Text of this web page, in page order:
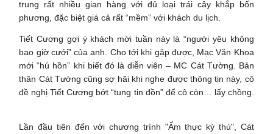
trung rất nhiều gian hàng với đủ loại trái cây khắp bốn
phương, đặc biệt giá cả rất “mềm” với khách du lịch.
Tiết Cương gợi ý khách mời tuần này là “người yêu không
bao giờ cưới” của anh. Cho tới khi gặp được, Mạc Văn Khoa
mới “hú hồn” khi biết đó là diễn viên – MC Cát Tường. Bản
thân Cát Tường cũng sợ hãi khi nghe được thông tin này, cô
đề nghị Tiết Cương bớt “tung tin đồn” để cô còn… lấy chồng.
Lần đầu tiên đến với chương trình "Ẩm thực kỳ thú", Cát